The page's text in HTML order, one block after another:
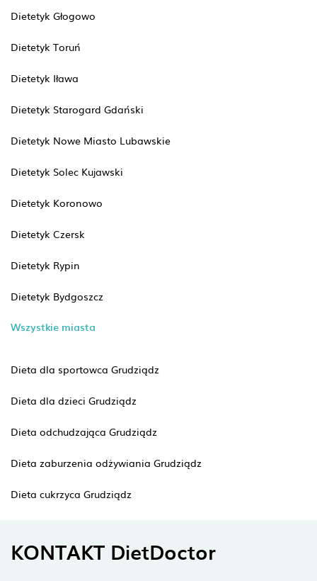
Dietetyk Głogowo
Dietetyk Toruń
Dietetyk Iława
Dietetyk Starogard Gdański
Dietetyk Nowe Miasto Lubawskie
Dietetyk Solec Kujawski
Dietetyk Koronowo
Dietetyk Czersk
Dietetyk Rypin
Dietetyk Bydgoszcz
Wszystkie miasta
Dieta dla sportowca Grudziądz
Dieta dla dzieci Grudziądz
Dieta odchudzająca Grudziądz
Dieta zaburzenia odżywiania Grudziądz
Dieta cukrzyca Grudziądz
KONTAKT DietDoctor